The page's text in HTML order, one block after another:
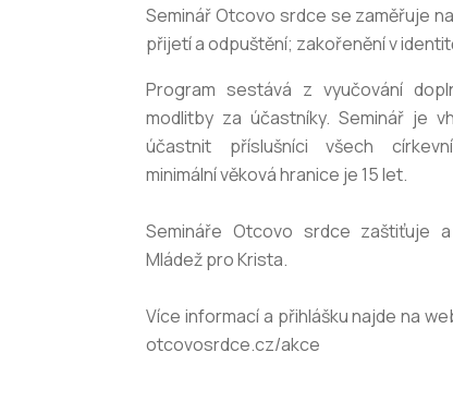
Seminář Otcovo srdce se zaměřuje
přijetí a odpuštění; zakořenění v
Program sestává z vyučování
modlitby za účastníky. Seminář je
účastnit příslušníci všech
minimální věková hranice je 15 let.
Semináře Otcovo srdce zaštiťuje
Mládež pro Krista.
Více informací a přihlášku najde na
otcovosrdce.cz/akce